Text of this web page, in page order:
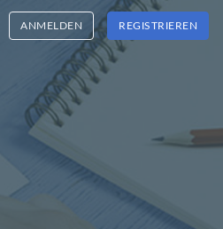
ANMELDEN REGISTRIEREN